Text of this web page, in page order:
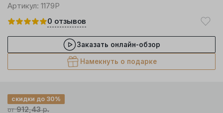
Артикул: 1179Р
0 отзывов
Заказать онлайн-обзор
Намекнуть о подарке
от912,43р.
скидки до 30%